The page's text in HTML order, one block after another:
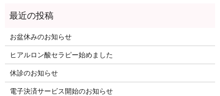
お盆休みのお知らせ
ヒアルロン酸セラピー始めました
休診のお知らせ
電子決済サービス開始のお知らせ